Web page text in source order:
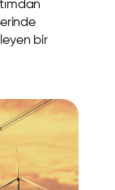
bir